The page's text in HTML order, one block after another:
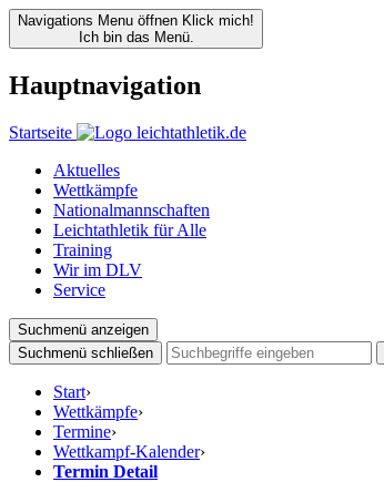
Navigations Menu öffnen Klick mich!
Ich bin das Menü.
Hauptnavigation
Startseite
Aktuelles
Wettkämpfe
Nationalmannschaften
Leichtathletik für Alle
Training
Wir im DLV
Service
Suchmenü anzeigen
Suchmenü schließen
Start›
Wettkämpfe›
Termine›
Wettkampf-Kalender›
Termin Detail